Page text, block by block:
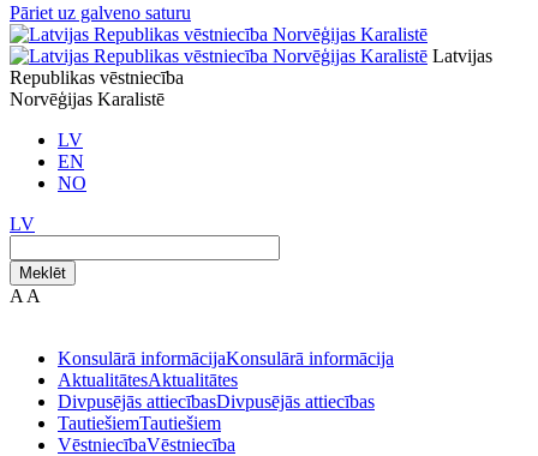
Pāriet uz galveno saturu
Latvijas
Republikas vēstniecība
Norvēģijas Karalistē
LV
EN
NO
LV
Meklēt
A A
Konsulārā informācijaKonsulārā informācija
AktualitātesAktualitātes
Divpusējās attiecībasDivpusējās attiecības
TautiešiemTautiešiem
VēstniecībaVēstniecība